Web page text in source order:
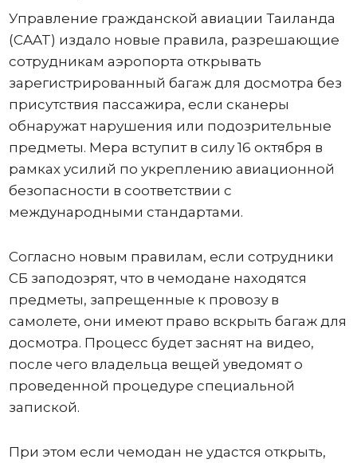
Управление гражданской авиации Таиланда
(CAAT) издало новые правила, разрешающие
сотрудникам аэропорта открывать
зарегистрированный багаж для досмотра без
присутствия пассажира, если сканеры
обнаружат нарушения или подозрительные
предметы. Мера вступит в силу 16 октября в
рамках усилий по укреплению авиационной
безопасности в соответствии с
международными стандартами.
Согласно новым правилам, если сотрудники
СБ заподозрят, что в чемодане ​​находятся
предметы, запрещенные к провозу в
самолете, они имеют право вскрыть багаж для
досмотра. Процесс будет заснят на видео,
после чего владельца вещей уведомят о
проведенной процедуре специальной
запиской.
При этом если чемодан не удастся открыть,